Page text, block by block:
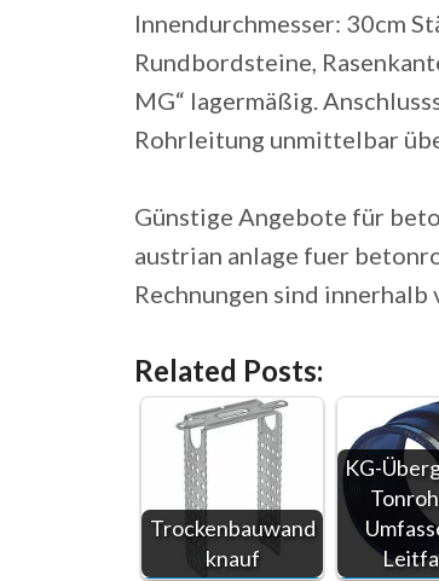
Innendurchmesser: 30cm
Rundbordsteine,
MG“ lagermäßig.
Rohrleitung unmittelbar
Günstige Angebote für
austrian anlage fuer
Rechnungen sind innerhalb
Related Posts:
Trockenbauwand
knauf
KG-